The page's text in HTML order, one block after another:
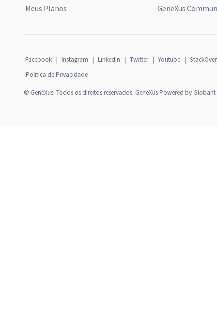
Meus Planos
GeneXus
Facebook | Instagram | Linkedin | Twitter | Youtube |
Politica de Privacidade
© GeneXus. Todos os direitos reservados. GeneXus Powered by Globant